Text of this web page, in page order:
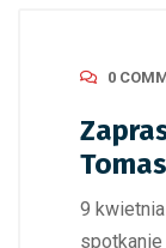
0
9